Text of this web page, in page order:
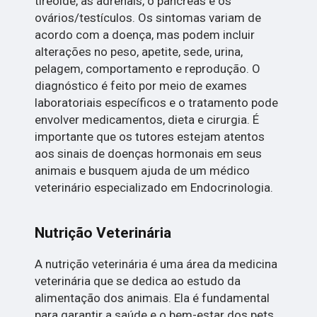
ovários/testículos. Os sintomas variam de
acordo com a doença, mas podem incluir
alterações no peso, apetite, sede, urina,
pelagem, comportamento e reprodução. O
diagnóstico é feito por meio de exames
laboratoriais específicos e o tratamento pode
envolver medicamentos, dieta e cirurgia. É
importante que os tutores estejam atentos
aos sinais de doenças hormonais em seus
animais e busquem ajuda de um médico
veterinário especializado em Endocrinologia.
Nutrição Veterinária
A nutrição veterinária é uma área da medicina
veterinária que se dedica ao estudo da
alimentação dos animais. Ela é fundamental